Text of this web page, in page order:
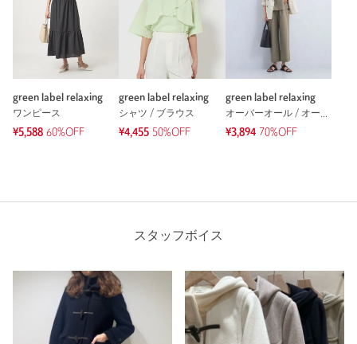
green label relaxing
ワンピース
¥5,588 60%OFF
green label relaxing
シャツ / ブラウス
¥4,455 50%OFF
green label relaxing
オーバーオール / オールインワン
¥3,894 70%OFF
スタッフボイス